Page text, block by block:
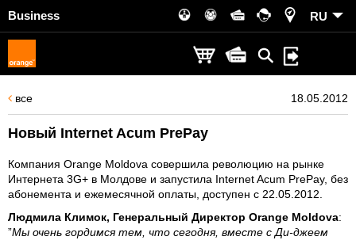
Business RU
все 18.05.2012
Новый Internet Acum PrePay
Компания Orange Moldova совершила революцию на рынке
Интернета 3G+ в Молдове и запустила Internet Acum PrePay, без
абонемента и ежемесячной оплаты, доступен с 22.05.2012.
Людмила Климок, Генеральный Директор Orange Moldova:
”Мы очень гордимся тем, что сегодня, вместе с Ди-джеем